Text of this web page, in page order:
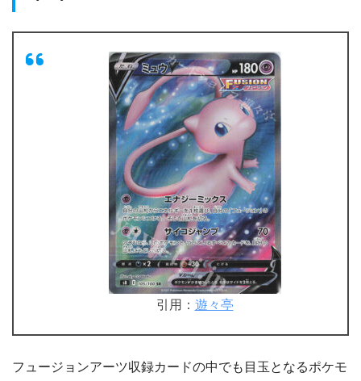
引用： 遊々亭
フュージョンアーツ収録カードの中でも目玉となるポケモ